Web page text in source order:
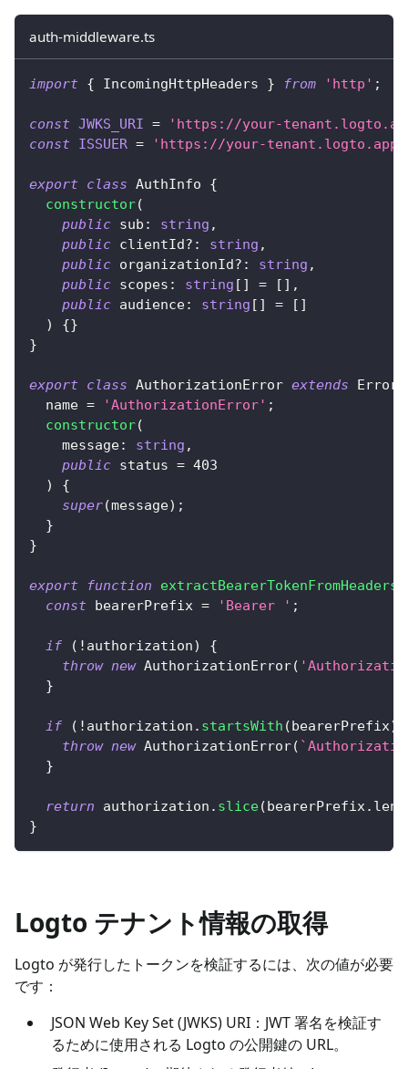
auth-middleware.ts
import { IncomingHttpHeaders } from 'http' ;
const JWKS_URI =
'https://your-
const ISSUER = 'https://your-
export class AuthInfo
{
constructor(
public sub : string ,
public clientId? : string ,
public organizationId? : string ,
public scopes : string [ ] = [ ] ,
public audience: string [ ] = [ ]
)
{}
}
export class AuthorizationError extends Error
  name
= 'AuthorizationError' ;
constructor(
    message
: string ,
public status = 403
)
{
super(message) ;
}
}
export function extractBearerTokenFromHeaders
const bearerPrefix = 'Bearer ' ;
if ( ! authorization)
{
throw new AuthorizationError(
}
if ( ! authorization . startsWith (bearerPrefix)
throw new AuthorizationError( `
}
return authorization . slice(bearerPrefix .
}
Logto テナント情報の取得
Logto が発行したトークンを検証するには、次の値が必要
です：
JSON Web Key Set (JWKS) URI：JWT 署名を検証す
るために使用される Logto の公開鍵の URL。